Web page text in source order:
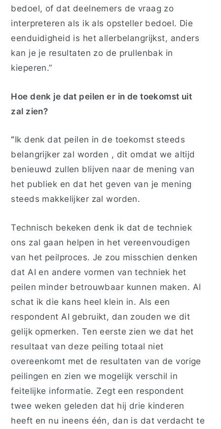
bedoel, of dat deelnemers de vraag zo
interpreteren als ik als opsteller bedoel. Die
eenduidigheid is het allerbelangrijkst, anders
kan je je resultaten zo de prullenbak in
kieperen.”
Hoe denk je dat peilen er in de toekomst uit
zal zien?
“Ik denk dat peilen in de toekomst steeds
belangrijker zal worden , dit omdat we altijd
benieuwd zullen blijven naar de mening van
het publiek en dat het geven van je mening
steeds makkelijker zal worden.
Technisch bekeken denk ik dat de techniek
ons zal gaan helpen in het vereenvoudigen
van het peilproces. Je zou misschien denken
dat AI en andere vormen van techniek het
peilen minder betrouwbaar kunnen maken. Al
schat ik die kans heel klein in. Als een
respondent AI gebruikt, dan zouden we dit
gelijk opmerken. Ten eerste zien we dat het
resultaat van deze peiling totaal niet
overeenkomt met de resultaten van de vorige
peilingen en zien we mogelijk verschil in
feitelijke informatie. Zegt een respondent
twee weken geleden dat hij drie kinderen
heeft en nu ineens één, dan is dat verdacht te